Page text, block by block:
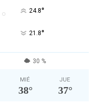
° 24.8°
21.8°
30 %
MIÉ
38°
JUE
37°